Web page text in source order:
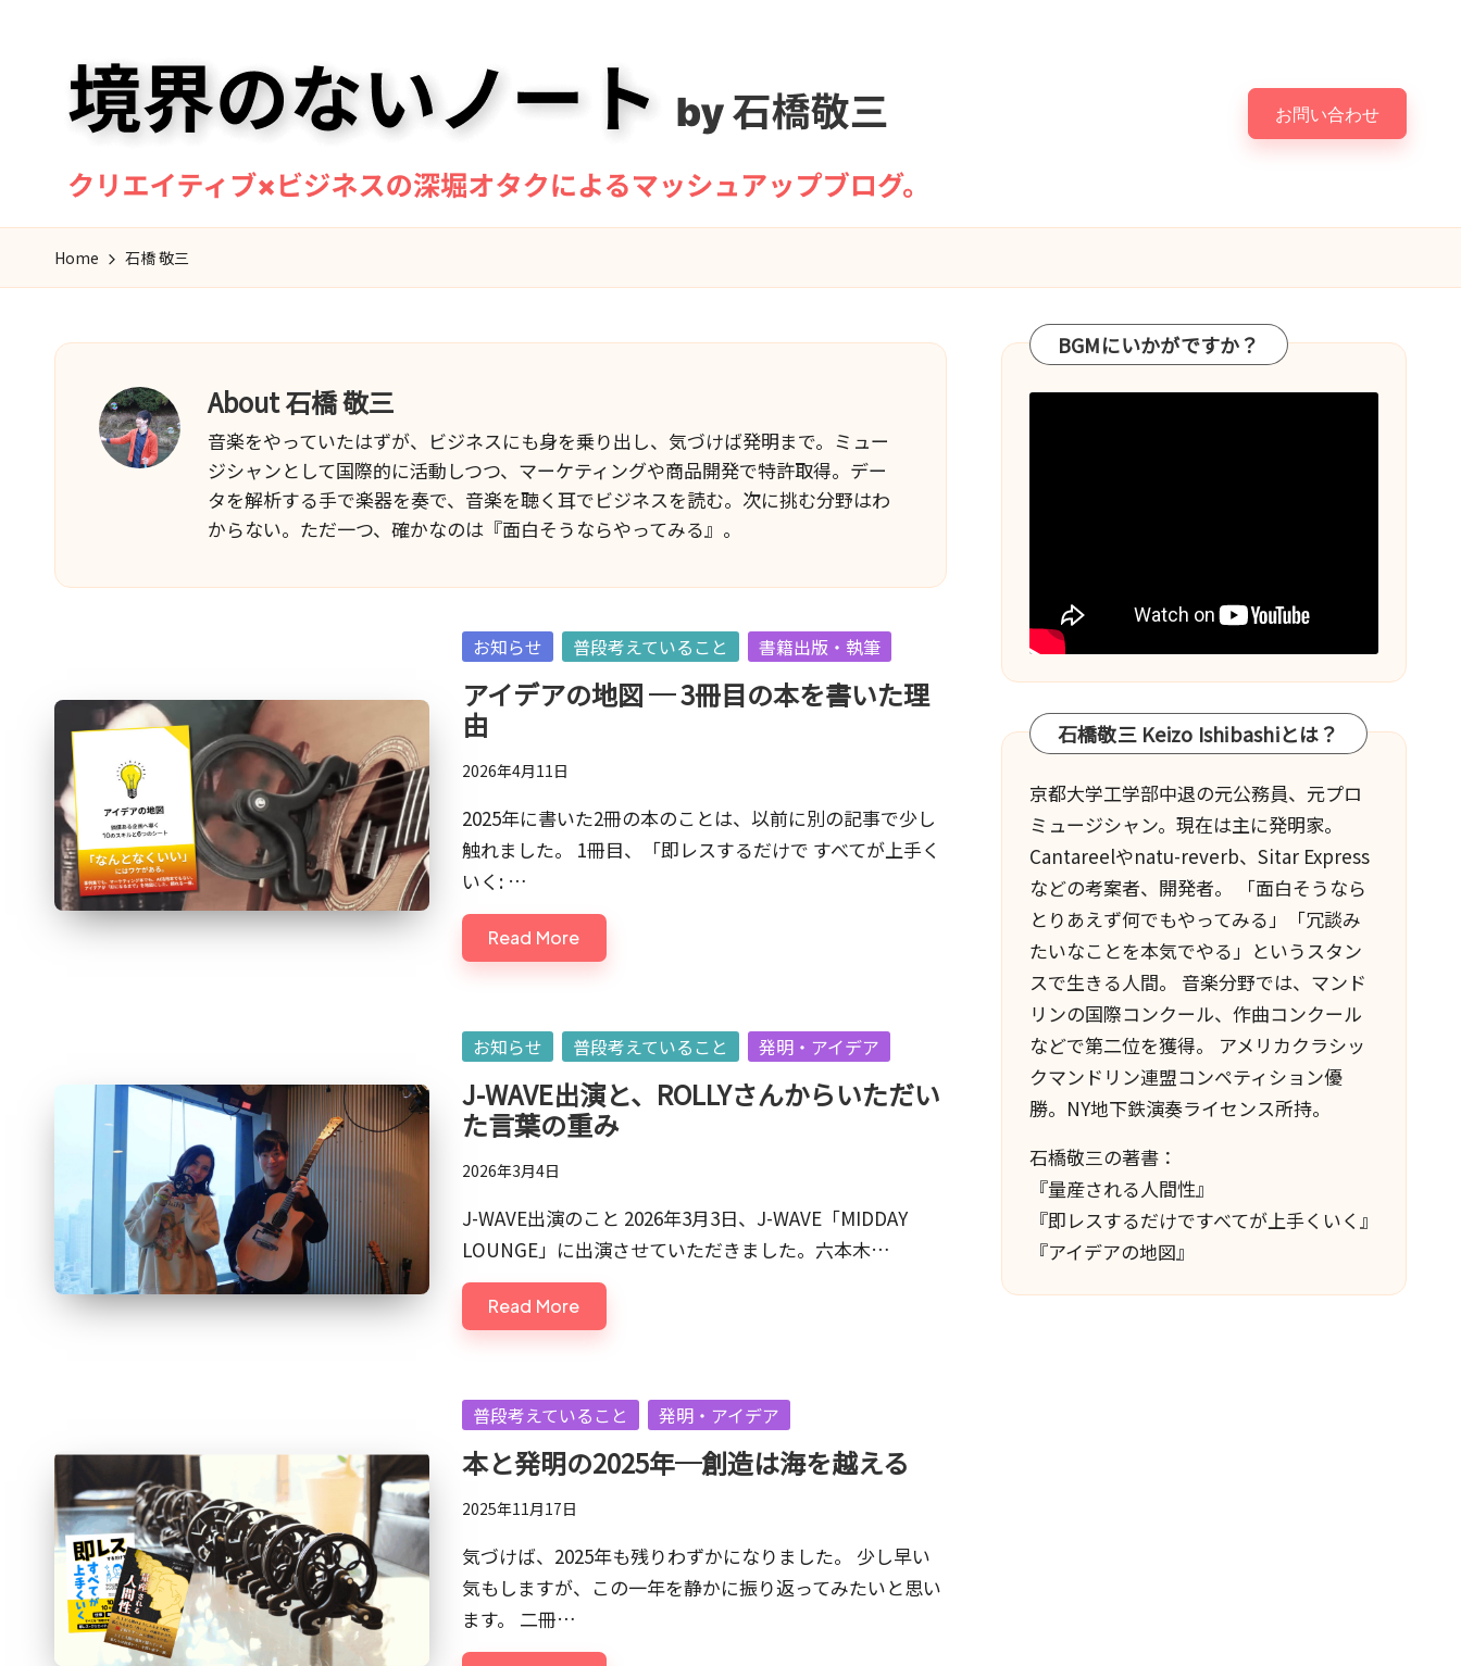
content
境
界
の
ト
マ
ン
ン
橋
在
は
マ
ー
ケ
ッ
タ
こ
の
ブ
エ
イ
テ
ィ
×
お問い合わせ
Home 石橋 敬三
About 石橋 敬三
音楽をやっていたはずが、ビジネスにも身を乗り出し、気づけば発明まで。ミュー
ジシャンとして国際的に活動しつつ、マーケティングや商品開発で特許取得。デー
タを解析する手で楽器を奏で、音楽を聴く耳でビジネスを読む。次に挑む分野はわ
からない。ただ一つ、確かなのは『面白そうならやってみる』。
Posted
お知らせ 普段考えていること 書籍出版・執筆
アイデアの地図 ─ 3冊目の本を書いた理
由
2026年4月11日
2025年に書いた2冊の本のことは、以前に別の記事で少し
触れました。 1冊目、「即レスするだけで すべてが上手く
いく: …
Read More
Posted
お知らせ 普段考えていること 発明・アイデア
J-WAVE出演と、ROLLYさんからいただい
た言葉の重み
2026年3月4日
J-WAVE出演のこと 2026年3月3日、J-WAVE「MIDDAY
LOUNGE」に出演させていただきました。六本木…
Read More
Posted
in
普段考えていること 発明・アイデア
本と発明の2025年─創造は海を越える
2025年11月17日
気づけば、2025年も残りわずかになりました。 少し早い
気もしますが、この一年を静かに振り返ってみたいと思い
ます。 二冊…
BGMにいかがですか？
石橋敬三 Keizo Ishibashiとは？
京都大学工学部中退の元公務員、元プロ
ミュージシャン。現在は主に発明家。
Cantareelやnatu-reverb、 Sitar Express
などの考案者、開発者。 「面白そうなら
とりあえず何でもやってみる」「冗談み
たいなことを本気でやる」というスタン
スで生きる人間。 音楽分野では、マンド
リンの国際コンクール、作曲コンクール
などで第二位を獲得。 アメリカクラシッ
クマンドリン連盟コンペティション優
勝。NY地下鉄演奏ライセンス所持。
石橋敬三の著書：
『量産される人間性』
『即レスするだけですべてが上手くいく』
『アイデアの地図』